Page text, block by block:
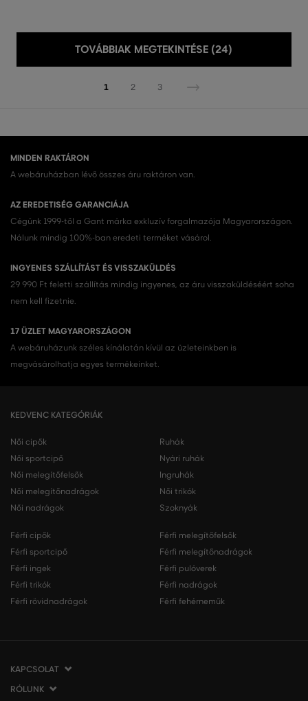
TOVÁBBIAK MEGTEKINTÉSE (24)
1 2 3
MINDEN RAKTÁRON
A webáruházban lévő összes áru raktáron van.
AZ EREDETISÉG GARANCIÁJA
Cégünk 1999-től a Gant márka exkluzív forgalmazója Magyarországon.
Nálunk mindig 100%-ban eredeti terméket vásárol.
INGYENES SZÁLLÍTÁST ÉS VISSZAKÜLDÉS
29 990 Ft feletti szállítás mindig ingyenes, az áru visszaküldéséért soha
nem kell fizetnie.
17 ÜZLET MAGYARORSZÁGON
A webáruházunk széles kínálatán kívül az üzleteinkben is
megvásárolhatja egyes termékeinket.
KEDVENC KATEGÓRIÁK
Női cipők
Női sportcipő
Női melegítőfelsők
Női melegítőnadrágok
Női nadrágok
Ruhák
Nyári ruhák
Ingruhák
Női trikók
Szoknyák
Férfi cipők
Férfi sportcipő
Férfi ingek
Férfi trikók
Férfi rövidnadrágok
Férfi melegítőfelsők
Férfi melegítőnadrágok
Férfi pulóverek
Férfi nadrágok
Férfi fehérneműk
KAPCSOLAT
VERMONT Services Slovakia s. r. o.
RÓLUNK